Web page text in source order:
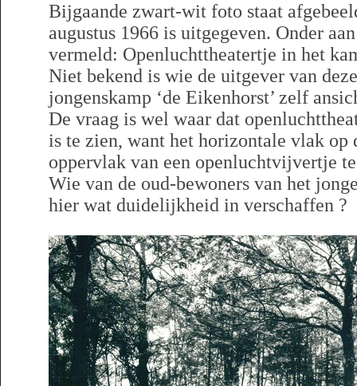
Bijgaande zwart-wit foto staat
augustus 1966 is uitgegeven. Onder
vermeld: Openluchttheatertje in het
Niet bekend is wie de uitgever van
jongenskamp ‘de Eikenhorst’ zelf
De vraag is wel waar dat
is te zien, want het horizontale vlak
oppervlak van een openluchtvijvertje
Wie van de oud-bewoners van het
hier wat duidelijkheid in verschaffen ?